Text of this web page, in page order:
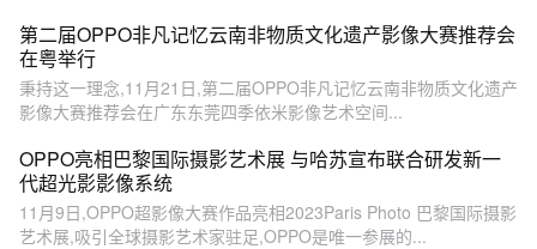
第二届OPPO非凡记忆云南非物质文化遗产影像大赛推荐会
在粤举行
秉持这一理念,11月21日,第二届OPPO非凡记忆云南非物质文化遗产
影像大赛推荐会在广东东莞四季依米影像艺术空间...
OPPO亮相巴黎国际摄影艺术展 与哈苏宣布联合研发新一
代超光影影像系统
11月9日,OPPO超影像大赛作品亮相2023Paris Photo 巴黎国际摄影
艺术展,吸引全球摄影艺术家驻足,OPPO是唯一参展的...